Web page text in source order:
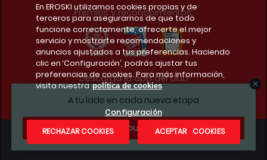
A tu lado en cada nueva etapa
¿Te apuntas?
Premios y reconocimientos:
Descarga la app del club
Condiciones legales
En EROSKI utilizamos cookies propias y de
terceros para asegurarnos de que todo
funcione correctamente, ofrecerte el mejor
servicio y mostrarte recomendaciones y
anuncios ajustados a tus preferencias. Haciendo
clic en ‘Configuración’, podrás ajustar tus
preferencias de cookies. Para más información,
visita nuestra política de cookies
Configuración
RECHAZAR COOKIES
ACEPTAR COOKIES